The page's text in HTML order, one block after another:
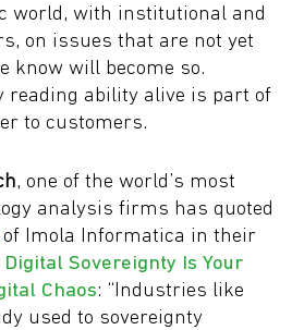
world, with institutional and
on issues that are not yet
know will become so.
reading ability alive is part of
to customers.
, one of the world’s most
analysis firms has quoted
of Imola Informatica in their
Digital Sovereignty Is Your
Chaos: “Industries like
used to sovereignty